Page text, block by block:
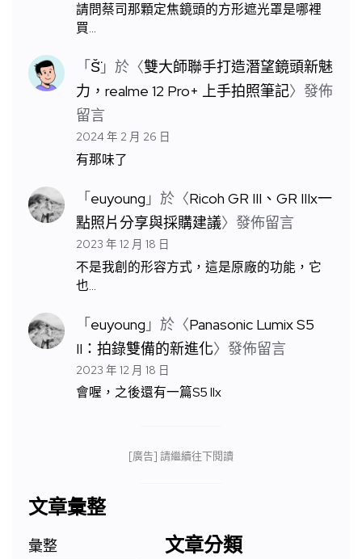
請問蔡司那顆定焦鏡頭的方形遮光罩是哪裡
買…
「S̆̈」於〈雙大師聯手打造潛望鏡頭新魅
力，realme 12 Pro+ 上手拍照筆記〉發佈
留言
2024 年 2 月 26 日
有那味了
「euyoung 」於〈Ricoh GR III、GR IIIx一
點照片分享與採購建議〉發佈留言
2023 年 12 月 18 日
不是我創的形容方式，這是原廠的功能，它
也…
「euyoung 」於〈Panasonic Lumix S5
II：拍錄雙備的新進化〉發佈留言
2023 年 12 月 18 日
會喔，之後還有一篇S5 IIx
[廣告] 請繼續往下閱讀
文章彙整
彙整 文章分類